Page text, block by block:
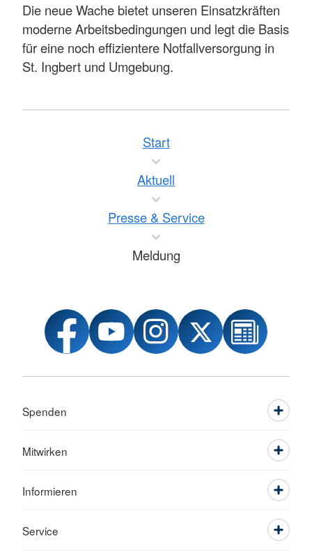
Die neue Wache bietet unseren Einsatzkräften
moderne Arbeitsbedingungen und legt die Basis
für eine noch effizientere Notfallversorgung in
St. Ingbert und Umgebung.
Start
Aktuell
Presse & Service
Meldung
Spenden
Mitwirken
Informieren
Service